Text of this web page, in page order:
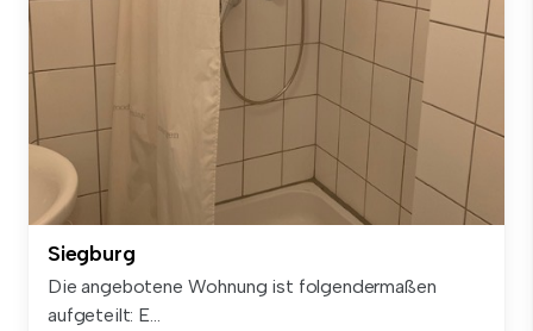
Siegburg
Die angebotene Wohnung ist folgendermaßen
aufgeteilt: E...